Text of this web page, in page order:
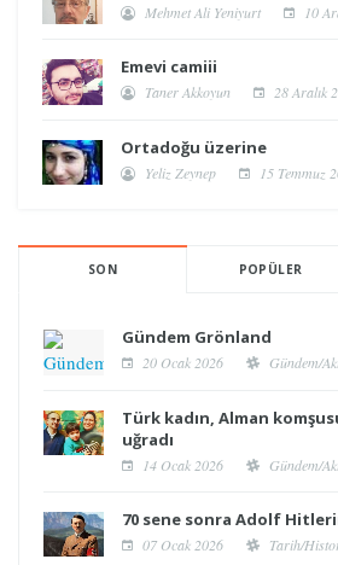
Mehmet Ali Yeniyurt 10
Emevi camiii
Taner Akkoyun 28 Aralık
Ortadoğu üzerine
Yeliz Zeynep 15 Temmuz
SON POPÜLER
Gündem Grönland
20 Ocak 2026 Gündem/
Türk kadın, Alman
uğradı
14 Ocak 2026 Gündem/
70 sene sonra Adolf
07 Ocak 2026 Tarih/